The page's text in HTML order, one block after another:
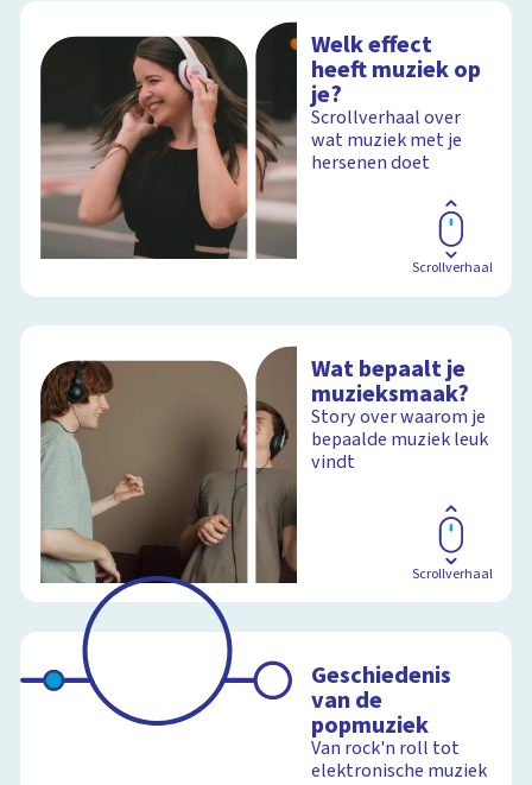
Welk effect
heeft muziek op
je?
Scrollverhaal over
wat muziek met je
hersenen doet
Scrollverhaal
Wat bepaalt je
muzieksmaak?
Story over waarom je
bepaalde muziek leuk
vindt
Scrollverhaal
Geschiedenis
van de
popmuziek
Van rock'n roll tot
elektronische muziek